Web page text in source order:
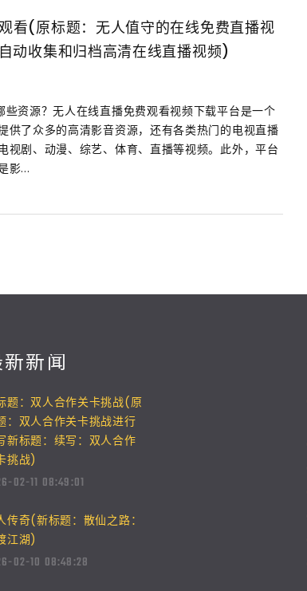
看(原标题：无人值守的在线免费直播视
动收集和归档高清在线直播视频)
资源？无人在线直播免费观看视频下载平台是一个
供了众多的高清影音资源，还有各类热门的电视直播
视剧、动漫、综艺、体育、直播等视频。此外，平台
影...
新闻
题：双人合作关卡挑战(原
：双人合作关卡挑战进行
新标题：续写：双人合作
挑战)
02-11 08:49:01
传奇(新标题：散仙之路：
江湖)
02-10 08:48:28